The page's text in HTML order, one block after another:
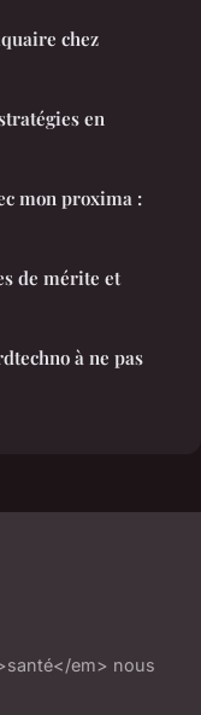
chez
en
mon proxima :
de mérite et
à ne pas
em> nous